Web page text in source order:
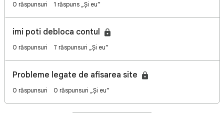
0 răspunsuri 1 răspuns „Și eu”
imi poti debloca contul
0 răspunsuri 7 răspunsuri „Și eu”
Probleme legate de afisarea site
0 răspunsuri 0 răspunsuri „Și eu”